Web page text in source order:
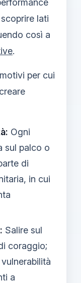
lati
così a
.
per cui
Ogni
sul palco o
di
in cui
Salire sul
coraggio;
a